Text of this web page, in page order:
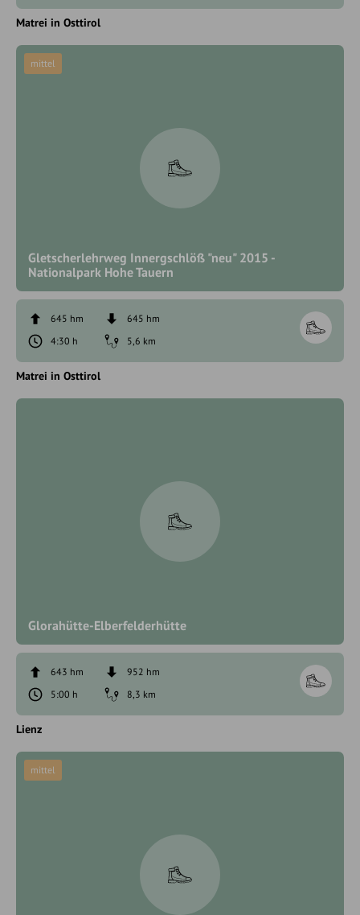
Matrei in Osttirol
Gletscherlehrweg Innergschlöß "neu" 2015 -
Nationalpark Hohe Tauern
mittel
645 hm
645 hm
4:30 h
5,6 km
Matrei in Osttirol
Glorahütte-Elberfelderhütte
643 hm
952 hm
5:00 h
8,3 km
Lienz
mittel